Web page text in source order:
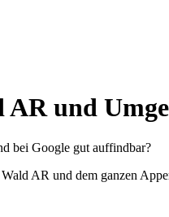
und
bei Google gut auffindbar?
AR und dem ganzen